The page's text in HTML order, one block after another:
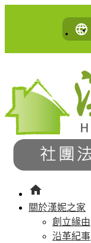
language
home
關於漢妮之家
創立緣由
沿革紀事